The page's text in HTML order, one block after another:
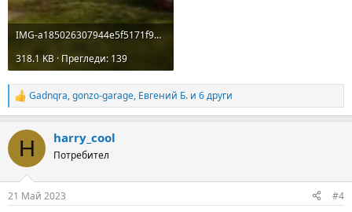
IMG-a185026307944e5f5171f92c96ea35d7-V.jpg
318.1 KB · Прегледи: 139
R
e
c
i
s
Gadnqra,gonzo-garage, Евгений Б. и 6 други
H harry_cool
Потребител
21 Май 2023 #4